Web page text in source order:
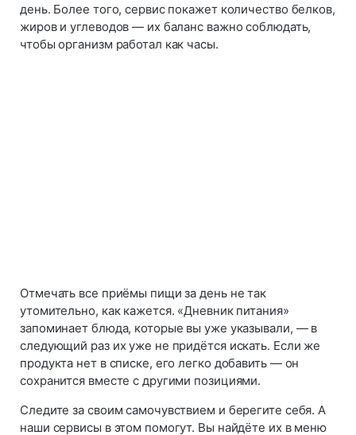
день. Более того, сервис покажет количество белков,
жиров и углеводов — их баланс важно соблюдать,
чтобы организм работал как часы.
Отмечать все приёмы пищи за день не так
утомительно, как кажется. «Дневник питания»
запоминает блюда, которые вы уже указывали, — в
следующий раз их уже не придётся искать. Если же
продукта нет в списке, его легко добавить — он
сохранится вместе с другими позициями.
Следите за своим самочувствием и берегите себя. А
наши сервисы в этом помогут. Вы найдёте их в меню